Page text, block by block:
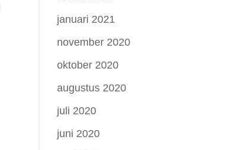
januari 2021
november 2020
oktober 2020
augustus 2020
juli 2020
juni 2020